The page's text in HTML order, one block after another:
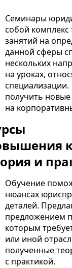
Семинары
собой комплекс
занятий на
данной сферы
нескольких
на уроках,
получить новые
на
и
Обучение
нюансах
деталей.
предложением
которым
или иной
полученные
с практикой.